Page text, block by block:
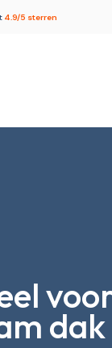
4.9/5 sterren
dak